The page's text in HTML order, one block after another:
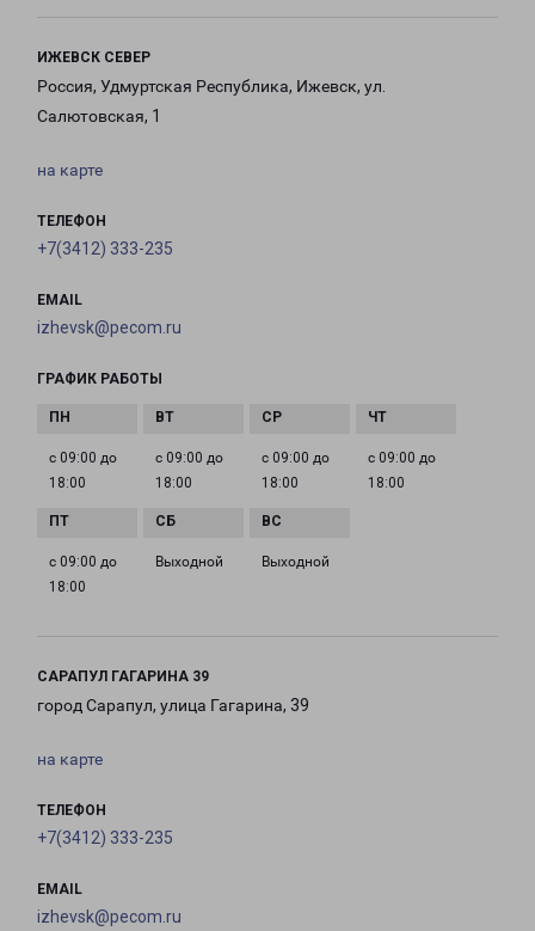
ИЖЕВСК СЕВЕР
Россия, Удмуртская Республика, Ижевск, ул.
Салютовская, 1
на карте
ТЕЛЕФОН
+7(3412) 333-235
EMAIL
izhevsk@pecom.ru
ГРАФИК РАБОТЫ
с 09:00 до
18:00
с 09:00 до
18:00
с 09:00 до
18:00
с 09:00 до
18:00
с 09:00 до
18:00
Выходной Выходной
САРАПУЛ ГАГАРИНА 39
город Сарапул, улица Гагарина, 39
на карте
ТЕЛЕФОН
+7(3412) 333-235
EMAIL
izhevsk@pecom.ru